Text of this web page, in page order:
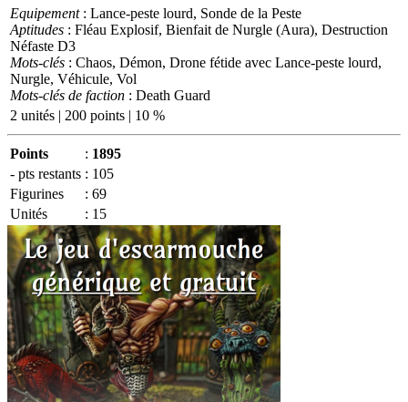
Equipement: Lance-peste lourd, Sonde de la Peste
Aptitudes : Fléau Explosif, Bienfait de Nurgle (Aura), Destruction
Néfaste D3
Mots-clés : Chaos, Démon, Drone fétide avec Lance-peste lourd,
Nurgle, Véhicule, Vol
Mots-clés de faction : Death Guard
2 unités | 200 points | 10 %
Points : 1895
- pts restants : 105
Figurines
: 69
Unités
: 15